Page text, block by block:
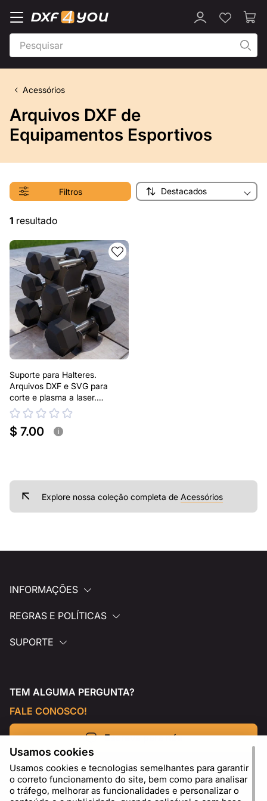
Acessórios
Arquivos DXF de
Equipamentos Esportivos
Filtros Destacados
1 resultado
Suporte para Halteres.
Arquivos DXF e SVG para
corte e plasma a laser.
Suporte de Metal para Pesos
$ 7.00 i
Explore nossa coleção completa de Acessórios
INFORMAÇÕES
REGRAS E POLÍTICAS
SUPORTE
TEM ALGUMA PERGUNTA?
FALE CONOSCO!
Escreva para nós
Usamos cookies
Usamos cookies e tecnologias semelhantes para garantir
o correto funcionamento do site, bem como para analisar
o tráfego, melhorar as funcionalidades e personalizar o